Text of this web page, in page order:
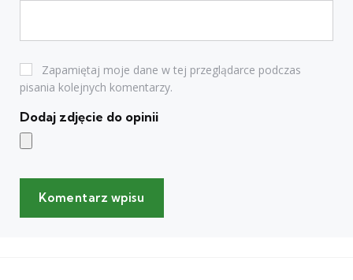
Zapamiętaj moje dane w tej przeglądarce podczas
pisania kolejnych komentarzy.
Dodaj zdjęcie do opinii